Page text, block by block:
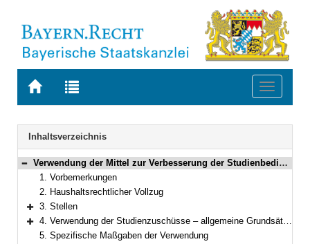
Zur
BAYERN.RECHT
Zur
letzten
Suche
Toggle
Navigation
Inhaltsverzeichnis
Bereich reduzieren
Verwendung der Mittel zur Verbesserung der Studienbedingungen (Studienzuschüsse)
1. Vorbemerkungen
2. Haushaltsrechtlicher Vollzug
Bereich erweitern
3. Stellen
Bereich erweitern
4. Verwendung der Studienzuschüsse – allgemeine Grundsätze
5. Spezifische Maßgaben der Verwendung